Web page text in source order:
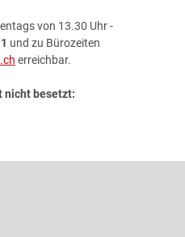
von 13.30 Uhr -
und zu Bürozeiten
erreichbar.
nicht besetzt: